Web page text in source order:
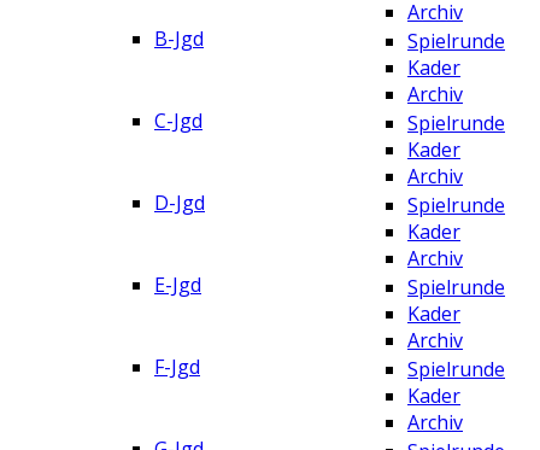
Archiv
B-Jgd
Spielrunde
Kader
Archiv
C-Jgd
Spielrunde
Kader
Archiv
D-Jgd
Spielrunde
Kader
Archiv
E-Jgd
Spielrunde
Kader
Archiv
F-Jgd
Spielrunde
Kader
Archiv